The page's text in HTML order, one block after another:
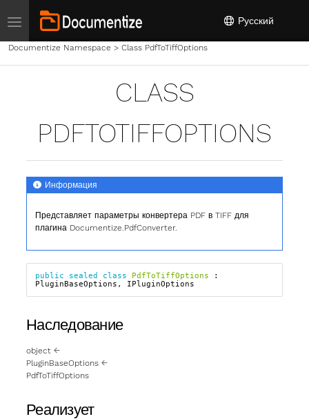
Toggle navigation Русский
Documentize Namespace > Class PdfToTiffOptions
CLASS
PDFTOTIFFOPTIONS
Информация
Представляет параметры конвертера PDF в TIFF для
плагина Documentize.PdfConverter.
public sealed class PdfToTiffOptions
:
PluginBaseOptions , IPluginOptions
Наследование
object←
PluginBaseOptions←
PdfToTiffOptions
Реализует